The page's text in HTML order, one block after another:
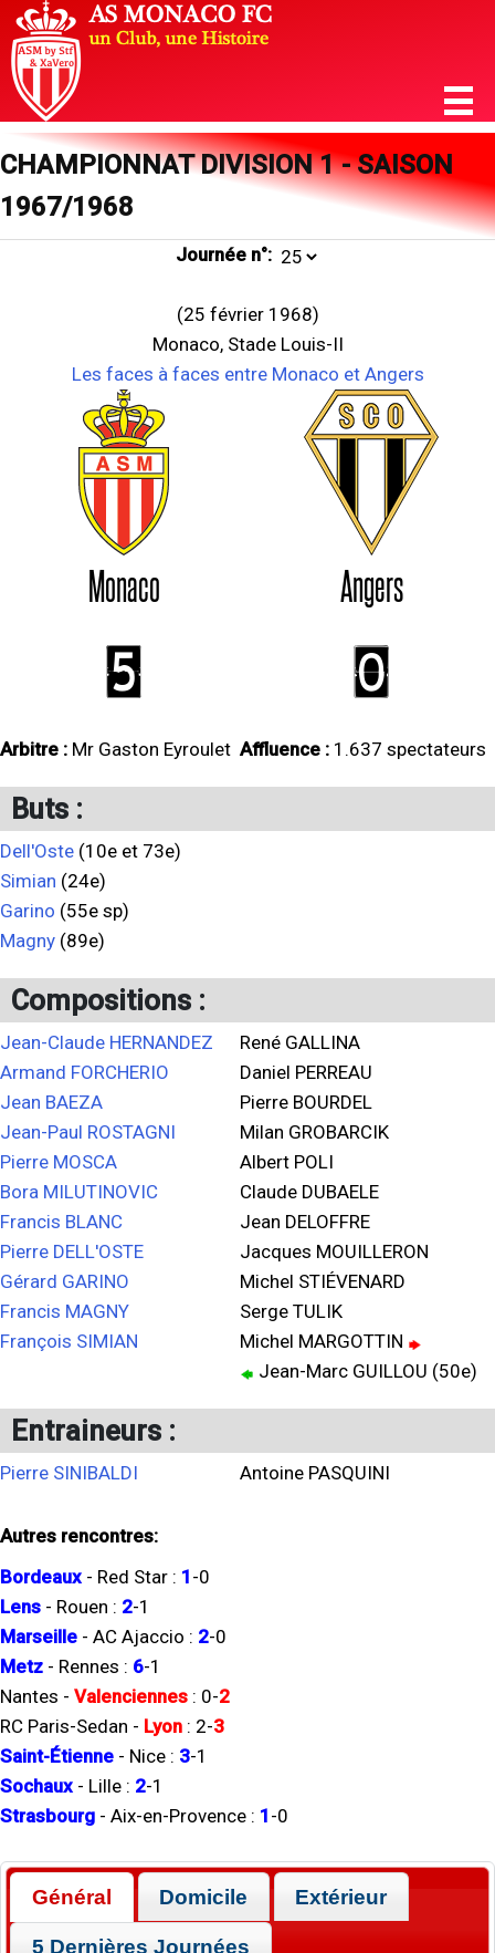
CHAMPIONNAT DIVISION 1 - SAISON
1967/1968
Journée n°:
(25 février 1968)
Monaco, Stade Louis-II
Les faces à faces entre Monaco et Angers
Monaco Angers
5 0
Arbitre : Mr Gaston Eyroulet Affluence : 1.637 spectateurs
Buts :
Dell'Oste (10e et 73e)
Simian (24e)
Garino (55e sp)
Magny (89e)
Compositions :
Jean-Claude HERNANDEZ
Armand FORCHERIO
Jean BAEZA
Jean-Paul ROSTAGNI
Pierre MOSCA
Bora MILUTINOVIC
Francis BLANC
Pierre DELL'OSTE
Gérard GARINO
Francis MAGNY
François SIMIAN
René GALLINA
Daniel PERREAU
Pierre BOURDEL
Milan GROBARCIK
Albert POLI
Claude DUBAELE
Jean DELOFFRE
Jacques MOUILLERON
Michel STIÉVENARD
Serge TULIK
Michel MARGOTTIN
Jean-Marc GUILLOU (50e)
Entraineurs :
Pierre SINIBALDI Antoine PASQUINI
Autres rencontres:
Bordeaux - Red Star : 1 -0
Lens - Rouen : 2-1
Marseille - AC Ajaccio : 2-0
Metz - Rennes : 6-1
Nantes - Valenciennes : 0-2
RC Paris-Sedan - Lyon : 2-3
Saint-Étienne - Nice : 3-1
Sochaux - Lille : 2-1
Strasbourg - Aix-en-Provence : 1 -0
Général Domicile Extérieur
5 Dernières Journées